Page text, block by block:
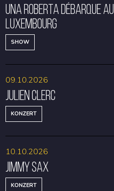
Una Roberta débarque au
Luxembourg
SHOW
Julien Clerc
KONZERT
09.10.2026
Jimmy Sax
KONZERT
10.10.2026